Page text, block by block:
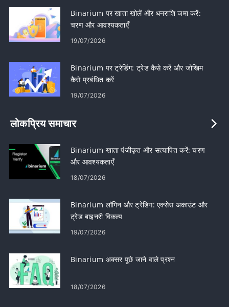
Binarium पर खाता खोलें और धनराशि जमा करें:
चरण और आवश्यकताएँ
19/07/2026
Binarium पर ट्रेडिंग: ट्रेड कैसे करें और जोखिम
कैसे प्रबंधित करें
19/07/2026
लोकप्रिय समाचार
Binarium खाता पंजीकृत और सत्यापित करें: चरण
और आवश्यकताएँ
18/07/2026
Binarium लॉगिन और ट्रेडिंग: एक्सेस अकाउंट और
ट्रेड बाइनरी विकल्प
19/07/2026
Binarium अक्सर पूछे जाने वाले प्रश्न
18/07/2026